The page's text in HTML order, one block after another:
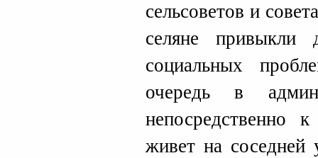
сельсоветов и
селяне
социальных
очередь в
непосредственно
живет на соседней